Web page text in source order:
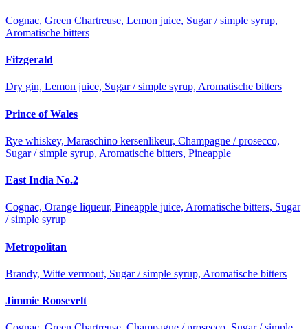
Cognac, Green Chartreuse, Lemon juice, Sugar / simple syrup,
Aromatische bitters
Fitzgerald
Dry gin, Lemon juice, Sugar / simple syrup, Aromatische bitters
Prince of Wales
Rye whiskey, Maraschino kersenlikeur, Champagne / prosecco,
Sugar / simple syrup, Aromatische bitters, Pineapple
East India No.2
Cognac, Orange liqueur, Pineapple juice, Aromatische bitters, Sugar
/ simple syrup
Metropolitan
Brandy, Witte vermout, Sugar / simple syrup, Aromatische bitters
Jimmie Roosevelt